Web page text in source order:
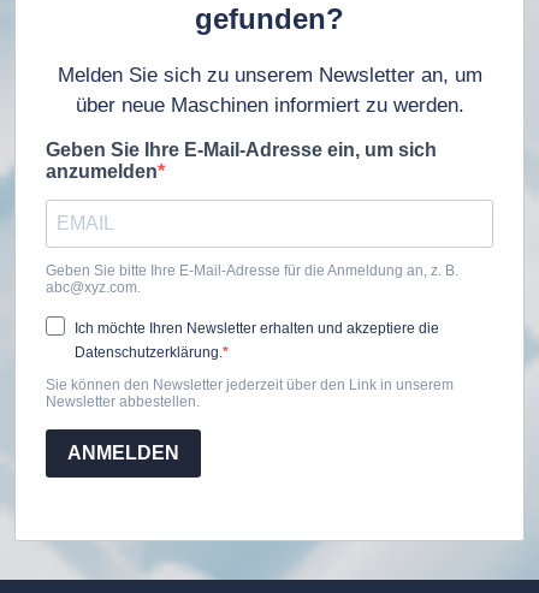
gefunden?
Melden Sie sich zu unserem Newsletter an, um
über neue Maschinen informiert zu werden.
Geben Sie Ihre E-Mail-Adresse ein, um sich
anzumelden
Geben Sie bitte Ihre E-Mail-Adresse für die Anmeldung an, z. B.
abc@xyz.com.
Ich möchte Ihren Newsletter erhalten und akzeptiere die
Datenschutzerklärung.
Sie können den Newsletter jederzeit über den Link in unserem
Newsletter abbestellen.
ANMELDEN